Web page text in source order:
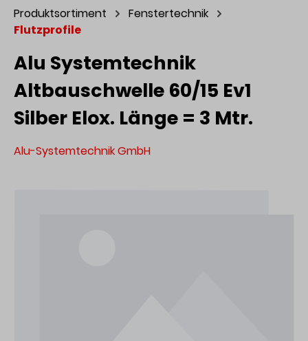
Produktsortiment
Fenstertechnik
Flutzprofile
Alu Systemtechnik
Altbauschwelle 60/15 Ev1
Silber Elox. Länge = 3 Mtr.
Alu-Systemtechnik GmbH